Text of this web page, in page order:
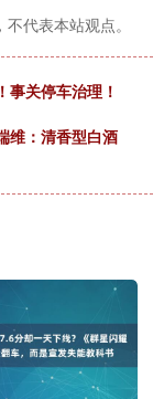
代表本站观点。
关停车治理！
维：清香型白酒